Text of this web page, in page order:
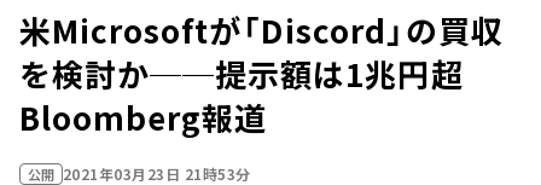
米Microsoftが「Discord」の買収
を検討か──提示額は1兆円超
Bloomberg報道
公開 2021年03月23日 21時53分